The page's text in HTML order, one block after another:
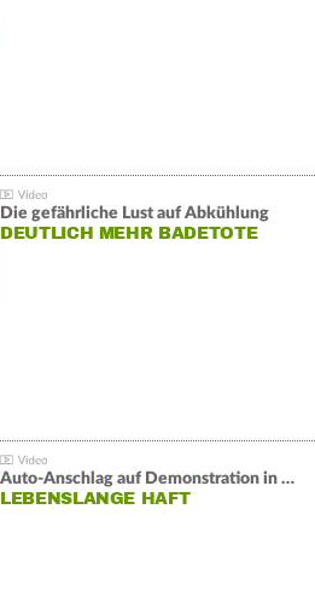
Die gefährliche Lust auf Abkühlung
DEUTLICH MEHR BADETOTE
Auto-Anschlag auf Demonstration in München:
LEBENSLANGE HAFT